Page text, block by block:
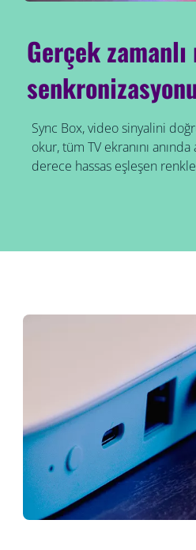
Gerçek
Sync Box, video sinyalini
okur, tüm TV ekranını
derece hassas eşleşen